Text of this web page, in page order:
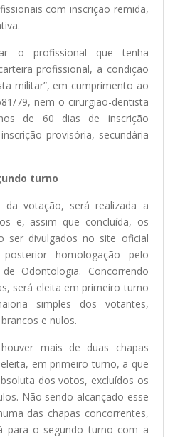
com inscrição remida,
o profissional que tenha
profissional, a condição
militar”, em cumprimento ao
79, nem o cirurgião-dentista
de 60 dias de inscrição
provisória, secundária
turno
da votação, será realizada a
e, assim que concluída, os
ser divulgados no site oficial
homologação pelo
Odontologia. Concorrendo
será eleita em primeiro turno
simples dos votantes,
e nulos.
mais de duas chapas
em primeiro turno, a que
dos votos, excluídos os
Não sendo alcançado esse
das chapas concorrentes,
para o segundo turno com a